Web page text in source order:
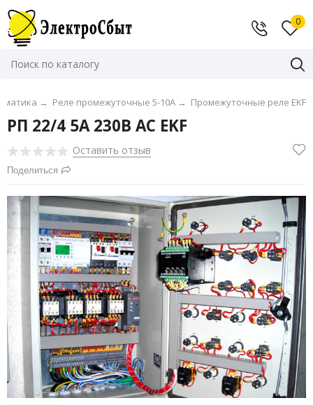
0
→ Реле промежуточные 5-10А → Промежуточные реле EKF
РП 22/4 5А 230В АС EKF
Оставить отзыв
Поделиться